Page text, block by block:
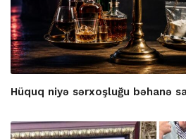
Hüquq niyə sərxoşluğu bəhanə